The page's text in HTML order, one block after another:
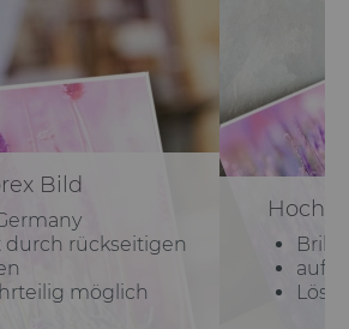
Bild
durch rückseitigen
möglich
auf